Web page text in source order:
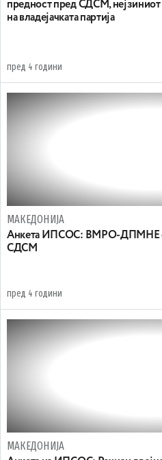
предност пред СДСМ, нејзиниот
на владејачката партија
пред 4 години
МАКЕДОНИЈА
Анкета ИПСОС: ВМРО-ДПМНЕ со
СДСМ
пред 4 години
МАКЕДОНИЈА